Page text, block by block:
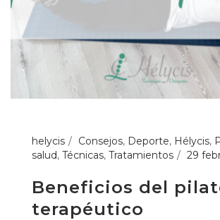
helycis Consejos, Deporte, Hélycis,
salud, Técnicas, Tratamientos 29
Beneficios del
terapéutico